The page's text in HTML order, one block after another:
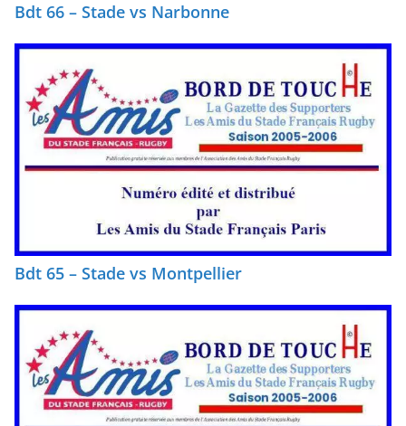
Bdt 66 – Stade vs Narbonne
Bdt 65 – Stade vs Montpellier